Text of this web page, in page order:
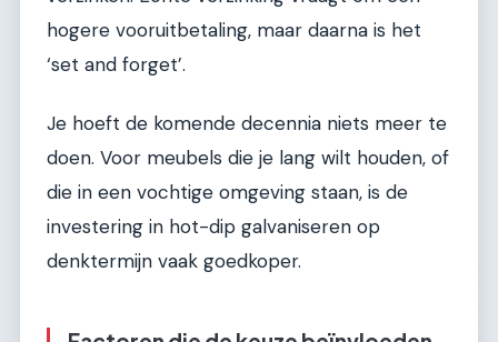
hogere vooruitbetaling, maar daarna is het
‘set and forget’.
Je hoeft de komende decennia niets meer te
doen. Voor meubels die je lang wilt houden, of
die in een vochtige omgeving staan, is de
investering in hot-dip galvaniseren op
denktermijn vaak goedkoper.